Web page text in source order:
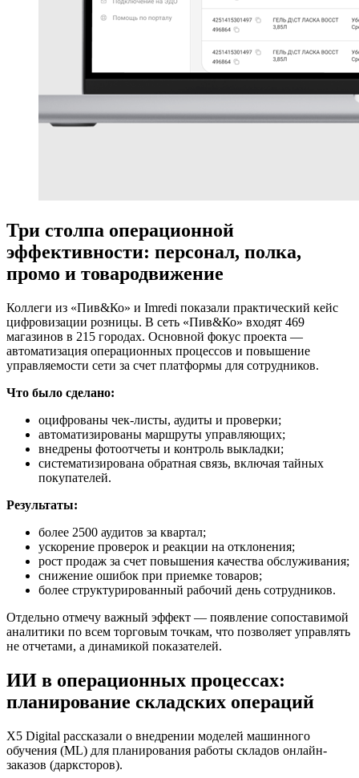
Три столпа операционной
эффективности: персонал, полка,
промо и товародвижение
Коллеги из «Пив&Ко» и Imredi показали практический кейс
цифровизации розницы. В сеть «Пив&Ко» входят 469
магазинов в 215 городах. Основной фокус проекта —
автоматизация операционных процессов и повышение
управляемости сети за счет платформы для сотрудников.
Что было сделано:
оцифрованы чек-листы, аудиты и проверки;
автоматизированы маршруты управляющих;
внедрены фотоотчеты и контроль выкладки;
систематизирована обратная связь, включая тайных
покупателей.
Результаты:
более 2500 аудитов за квартал;
ускорение проверок и реакции на отклонения;
рост продаж за счет повышения качества обслуживания;
снижение ошибок при приемке товаров;
более структурированный рабочий день сотрудников.
Отдельно отмечу важный эффект — появление сопоставимой
аналитики по всем торговым точкам, что позволяет управлять
не отчетами, а динамикой показателей.
ИИ в операционных процессах:
планирование складских операций
X5 Digital рассказали о внедрении моделей машинного
обучения (ML) для планирования работы складов онлайн-
заказов (дарксторов).